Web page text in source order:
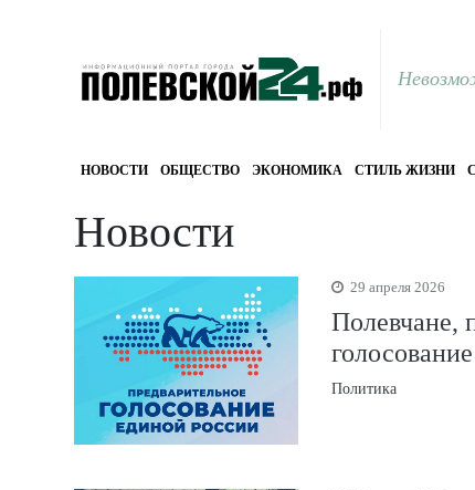
НОВОСТИ ОБЩЕСТВО ЭКОНОМИКА СТИЛЬ ЖИЗНИ
Новости
29 апреля 2026
Полевчане,
Политика